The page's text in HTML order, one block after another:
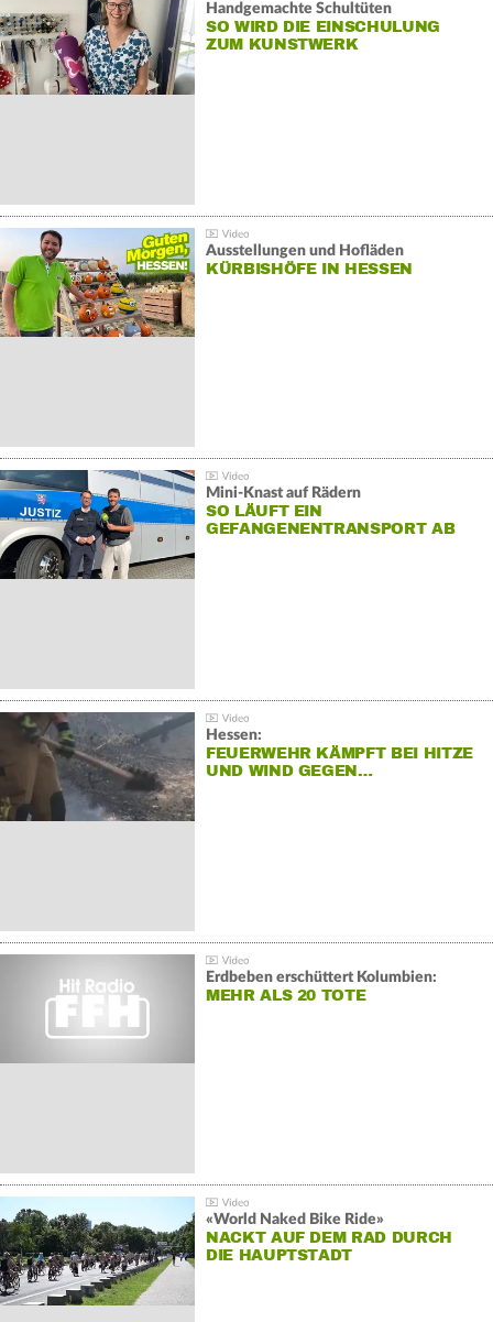
Handgemachte Schultüten
SO WIRD DIE EINSCHULUNG
ZUM KUNSTWERK
Ausstellungen und Hofläden
KÜRBISHÖFE IN HESSEN
Mini-Knast auf Rädern
SO LÄUFT EIN
GEFANGENENTRANSPORT AB
Hessen:
FEUERWEHR KÄMPFT BEI HITZE
UND WIND GEGEN…
Erdbeben erschüttert Kolumbien:
MEHR ALS 20 TOTE
«World Naked Bike Ride»
NACKT AUF DEM RAD DURCH
DIE HAUPTSTADT